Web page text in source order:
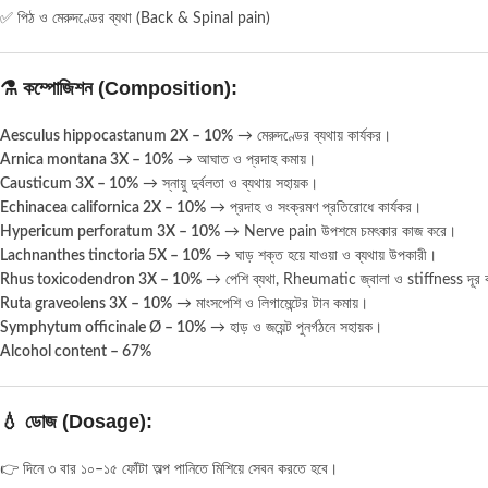
✅ পিঠ ও মেরুদণ্ডের ব্যথা (Back & Spinal pain)
⚗️ কম্পোজিশন (Composition):
Aesculus hippocastanum 2X – 10% → মেরুদণ্ডের ব্যথায় কার্যকর।
Arnica montana 3X – 10% → আঘাত ও প্রদাহ কমায়।
Causticum 3X – 10% → স্নায়ু দুর্বলতা ও ব্যথায় সহায়ক।
Echinacea californica 2X – 10% → প্রদাহ ও সংক্রমণ প্রতিরোধে কার্যকর।
Hypericum perforatum 3X – 10% → Nerve pain উপশমে চমৎকার কাজ করে।
Lachnanthes tinctoria 5X – 10% → ঘাড় শক্ত হয়ে যাওয়া ও ব্যথায় উপকারী।
Rhus toxicodendron 3X – 10% → পেশি ব্যথা, Rheumatic জ্বালা ও stiffness দূর
Ruta graveolens 3X – 10% → মাংসপেশি ও লিগামেন্টের টান কমায়।
Symphytum officinale Ø – 10% → হাড় ও জয়েন্ট পুনর্গঠনে সহায়ক।
Alcohol content – 67%
💧 ডোজ (Dosage):
👉 দিনে ৩ বার ১০–১৫ ফোঁটা অল্প পানিতে মিশিয়ে সেবন করতে হবে।